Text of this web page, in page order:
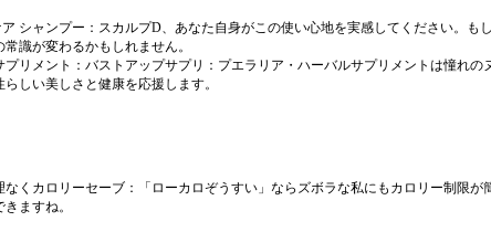
シャンプー ：スカルプD、あなた自身がこの使い心地を実感してください。も
識が変わるかもしれません。
リメント：バストアップサプリ ：プエラリア・ハーバルサプリメントは憧れの
しい美しさと健康を応援します。
なくカロリーセーブ ：「ローカロぞうすい」ならズボラな私にもカロリー制限が
ますね。